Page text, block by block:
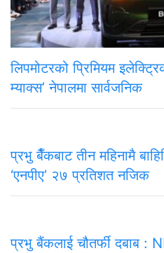
लिपमोटरको प्रिमियम
म्याक्स’ नेपालमा सार्वजनिक
प्रभु बैँकबाट तीन महिनामै
‘एनपीए’ २७ प्रतिशत नजिक
प्रभु बैंकलाई चौतर्फी दबाब :